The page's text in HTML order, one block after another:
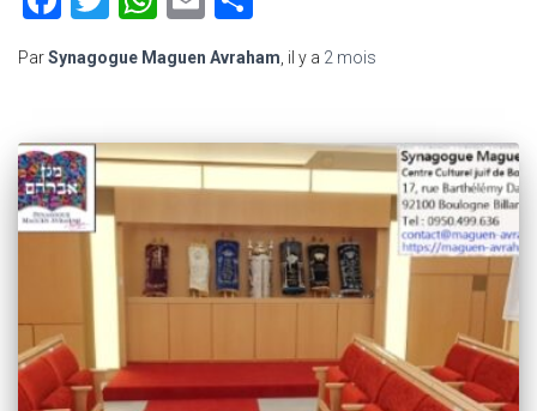
ParSynagogue Maguen Avraham, il y a 2 mois